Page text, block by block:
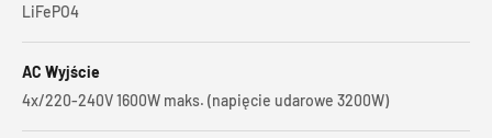
LiFePO4
AC Wyjście
4x/220-240V 1600W maks. (napięcie udarowe 3200W)